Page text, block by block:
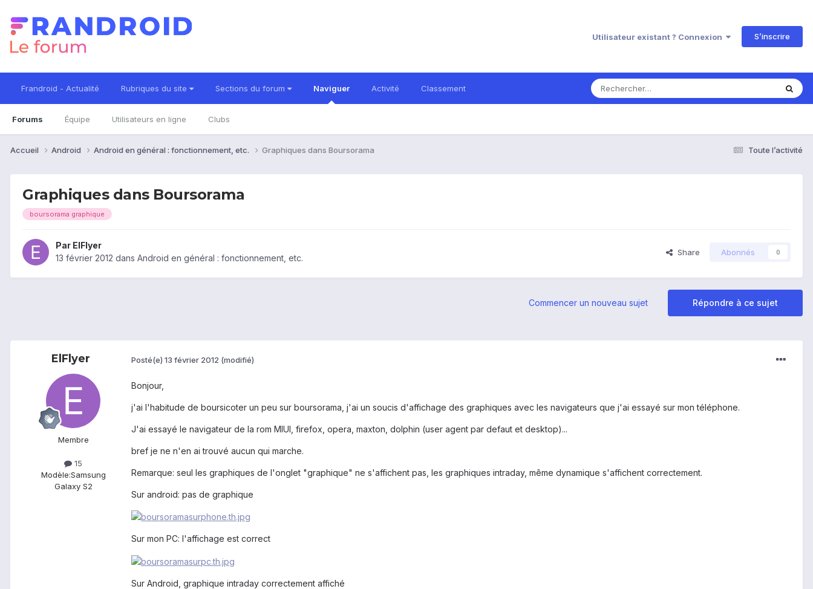
Utilisateur existant ? Connexion S’inscrire
Frandroid - Actualité Rubriques du site Sections du forum Naviguer
Forums Équipe Utilisateurs en ligne Clubs
Activité Classement
Toute l’activité
Accueil Android Android en général : fonctionnement, etc. Graphiques dans Boursorama
Graphiques dans Boursorama
boursorama graphique
Par ElFlyer
13 février 2012 dans Android en général : fonctionnement, etc.
Share Abonnés 0
Répondre à ce sujet
Commencer un nouveau sujet
ElFlyer
Membre
15
Modèle:Samsung
Galaxy S2
Posté(e) 13 février 2012 (modifié)
Bonjour,
j'ai l'habitude de boursicoter un peu sur boursorama, j'ai un soucis d'affichage des graphiques avec les navigateurs que j'ai essayé sur mon téléphone.
J'ai essayé le navigateur de la rom MIUI, firefox, opera, maxton, dolphin (user agent par defaut et desktop)...
bref je ne n'en ai trouvé aucun qui marche.
Remarque: seul les graphiques de l'onglet "graphique" ne s'affichent pas, les graphiques intraday, même dynamique s'affichent correctement.
Sur android: pas de graphique
Sur mon PC: l'affichage est correct
Sur Android, graphique intraday correctement affiché